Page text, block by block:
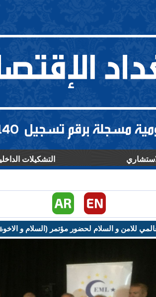
التشكيلات
للامن و السلام لحضور مؤتمر (السلام و الاخوة بين